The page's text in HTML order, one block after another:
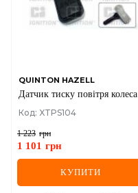
QUINTON HAZELL
Датчик тиску повiтря колеса
Код: XTPS104
1 223 грн
1 101 грн
КУПИТИ